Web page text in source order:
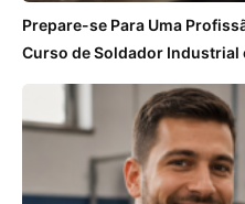
Prepare-se Para Uma
Curso de Soldador Industrial